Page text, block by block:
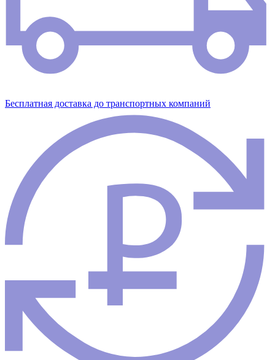
Бесплатная доставка до транспортных компаний